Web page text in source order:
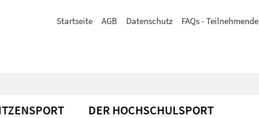
Startseite AGB Datenschutz FAQs - Teilnehmende
DER HOCHSCHULSPORT